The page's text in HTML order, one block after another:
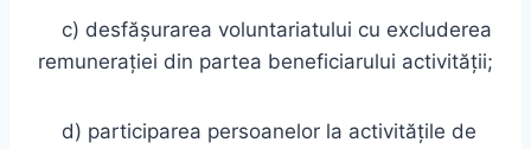
c) desfăşurarea voluntariatului cu excluderea
remuneraţiei din partea beneficiarului activităţii;
d) participarea persoanelor la activităţile de